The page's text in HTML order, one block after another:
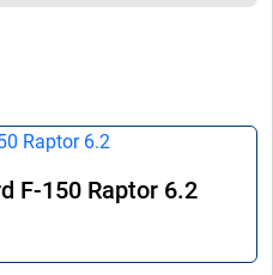
F-150 Raptor 6.2